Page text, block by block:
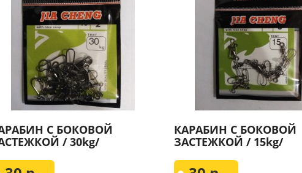
С БОКОВОЙ
/ 30kg/
КАРАБИН С БОКОВОЙ
ЗАСТЕЖКОЙ / 15kg/